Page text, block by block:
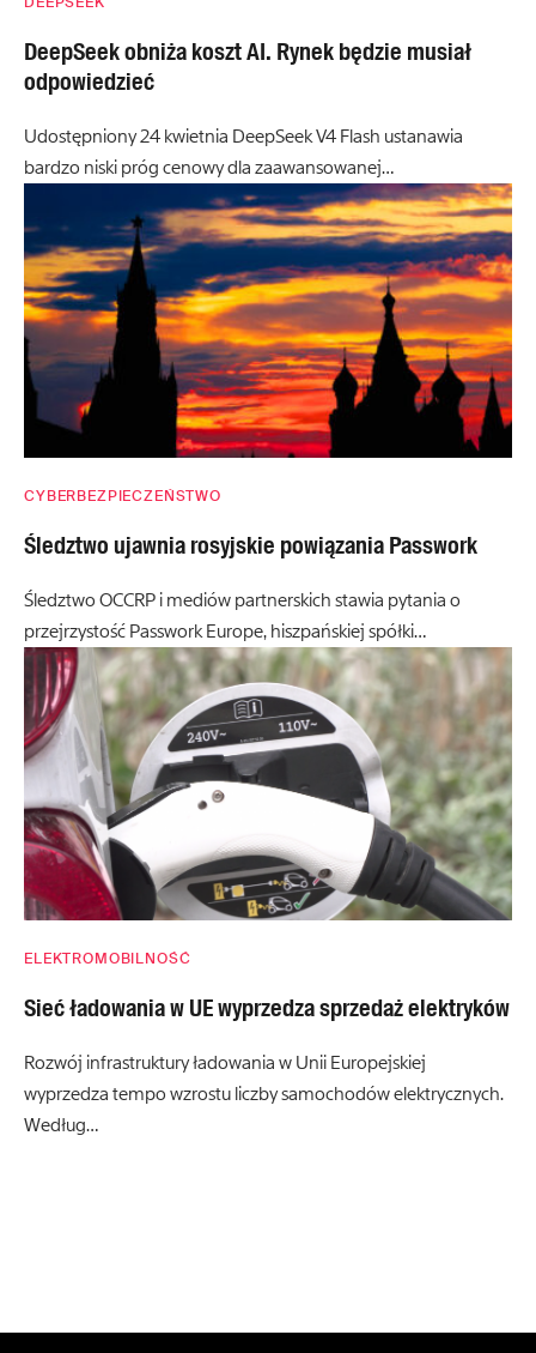
DeepSeek obniża koszt AI. Rynek będzie musiał
odpowiedzieć
Udostępniony 24 kwietnia DeepSeek V4 Flash ustanawia
bardzo niski próg cenowy dla zaawansowanej…
CYBERBEZPIECZEŃSTWO
Śledztwo ujawnia rosyjskie powiązania Passwork
Śledztwo OCCRP i mediów partnerskich stawia pytania o
przejrzystość Passwork Europe, hiszpańskiej spółki…
ELEKTROMOBILNOŚĆ
Sieć ładowania w UE wyprzedza sprzedaż elektryków
Rozwój infrastruktury ładowania w Unii Europejskiej
wyprzedza tempo wzrostu liczby samochodów elektrycznych.
Według…